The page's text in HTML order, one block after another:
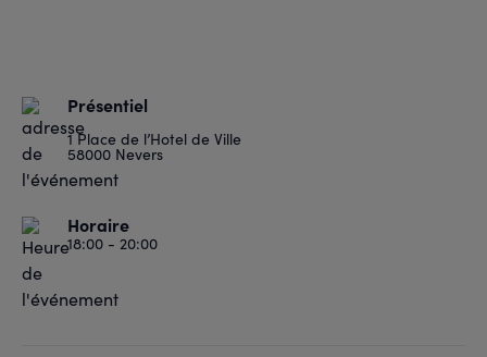
Présentiel
1 Place de l’Hotel de Ville
58000 Nevers
Horaire
18:00 - 20:00